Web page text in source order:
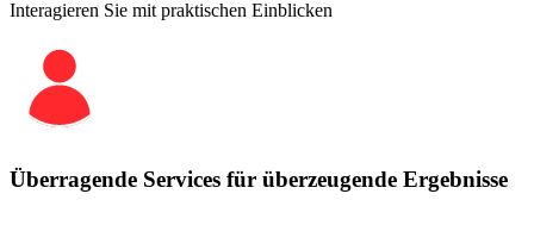
Interagieren Sie mit praktischen Einblicken
Überragende Services für überzeugende Ergebnisse